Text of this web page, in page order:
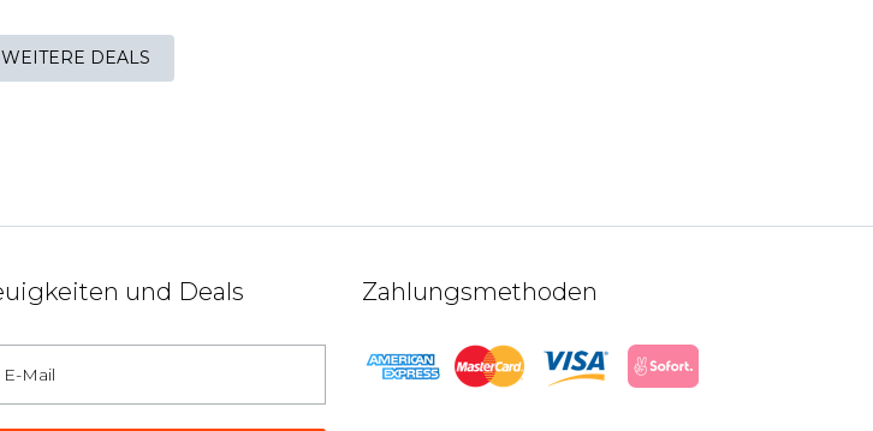
WEITERE DEALS
und Deals Zahlungsmethoden